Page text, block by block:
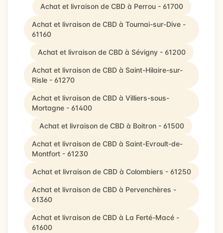
Achat et livraison de CBD à Perrou - 61700
Achat et livraison de CBD à Tournai-sur-Dive -
61160
Achat et livraison de CBD à Sévigny - 61200
Achat et livraison de CBD à Saint-Hilaire-sur-
Risle - 61270
Achat et livraison de CBD à Villiers-sous-
Mortagne - 61400
Achat et livraison de CBD à Boitron - 61500
Achat et livraison de CBD à Saint-Evroult-de-
Montfort - 61230
Achat et livraison de CBD à Colombiers - 61250
Achat et livraison de CBD à Pervenchères -
61360
Achat et livraison de CBD à La Ferté-Macé -
61600